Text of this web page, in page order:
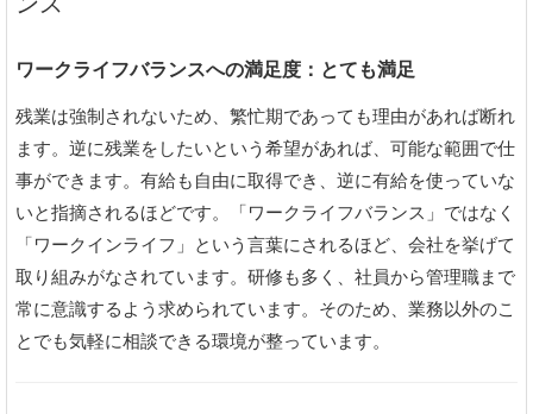
ワークライフバランスへの満足度：とても満足
残業は強制されないため、繁忙期であっても理由があれば断れ
ます。逆に残業をしたいという希望があれば、可能な範囲で仕
事ができます。有給も自由に取得でき、逆に有給を使っていな
いと指摘されるほどです。「ワークライフバランス」ではなく
「ワークインライフ」という言葉にされるほど、会社を挙げて
取り組みがなされています。研修も多く、社員から管理職まで
常に意識するよう求められています。そのため、業務以外のこ
とでも気軽に相談できる環境が整っています。